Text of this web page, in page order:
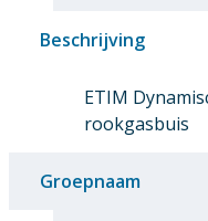
Beschrijving
ETIM
rookgasbuis
Groepnaam